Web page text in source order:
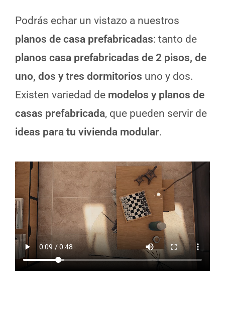
Podrás echar un vistazo a nuestros
planos de casa prefabricadas: tanto de
planos casa prefabricadas de 2 pisos, de
uno, dos y tres dormitorios uno y dos.
Existen variedad de modelos y planos de
casas prefabricada, que pueden servir de
ideas para tu vivienda modular.